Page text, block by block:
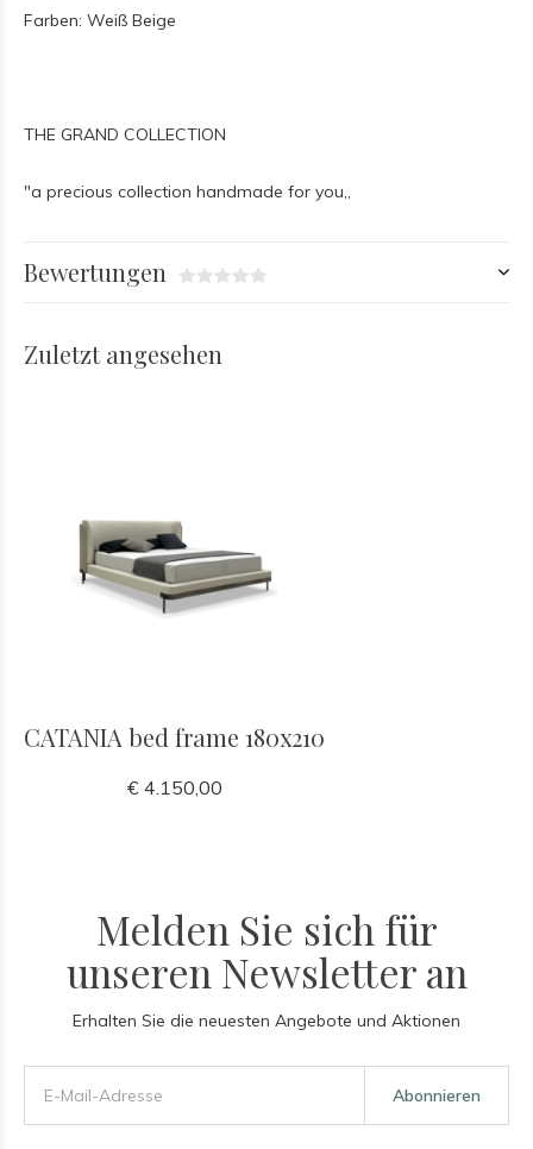
Farben: Weiß Beige
THE GRAND COLLECTION
"a precious collection handmade for you,,
Bewertungen
Zuletzt angesehen
CATANIA bed frame 180x210
€ 4.150,00
Melden Sie sich für
unseren Newsletter an
Erhalten Sie die neuesten Angebote und Aktionen
Abonnieren